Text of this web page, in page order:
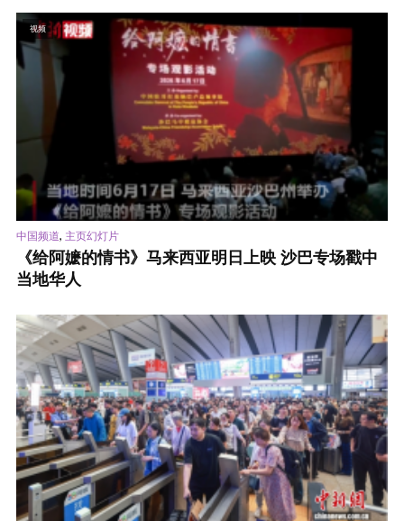
视频
中国频道, 主页幻灯片
《给阿嬷的情书》马来西亚明日上映 沙巴专场戳中
当地华人